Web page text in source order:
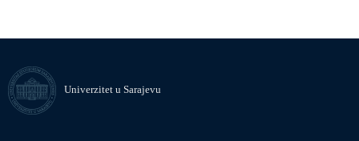
Univerzitet u Sarajevu